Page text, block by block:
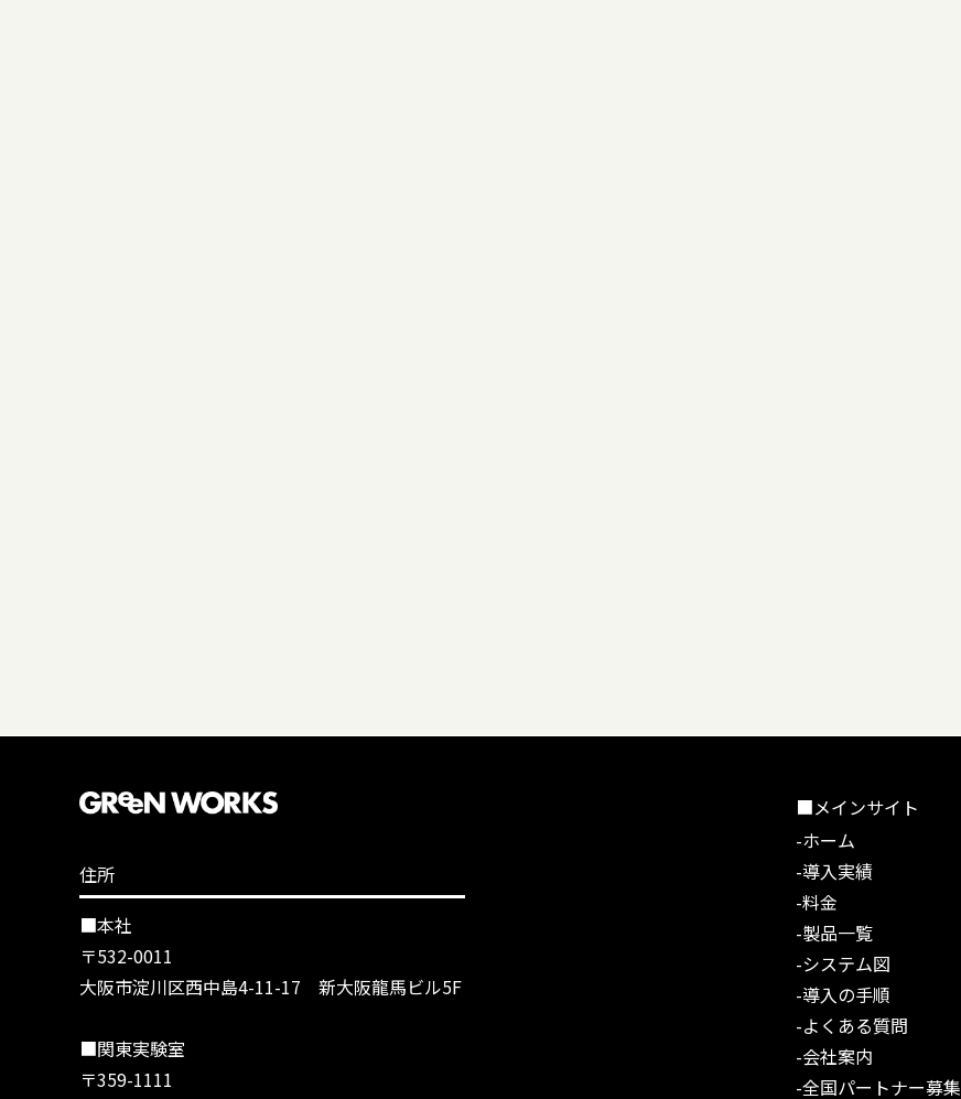
住所
■本社
〒532-0011
大阪市淀川区西中島4-11-17 新大阪龍馬ビル5F
■関東実験室
〒359-1111
■メインサイト
-ホーム
-導入実績
-料金
-製品一覧
-システム図
-導入の手順
-よくある質問
-会社案内
-全国パートナー募集